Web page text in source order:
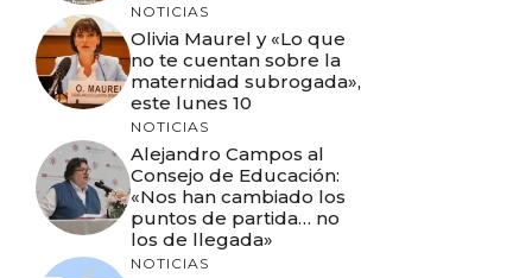
NOTICIAS
Olivia Maurel y «Lo que
no te cuentan sobre la
maternidad subrogada»,
este lunes 10
NOTICIAS
Alejandro Campos al
Consejo de Educación:
«Nos han cambiado los
puntos de partida… no
los de llegada»
NOTICIAS